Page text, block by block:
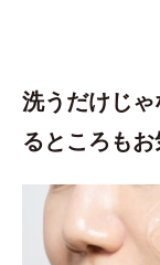
洗うだけじ
るところもお